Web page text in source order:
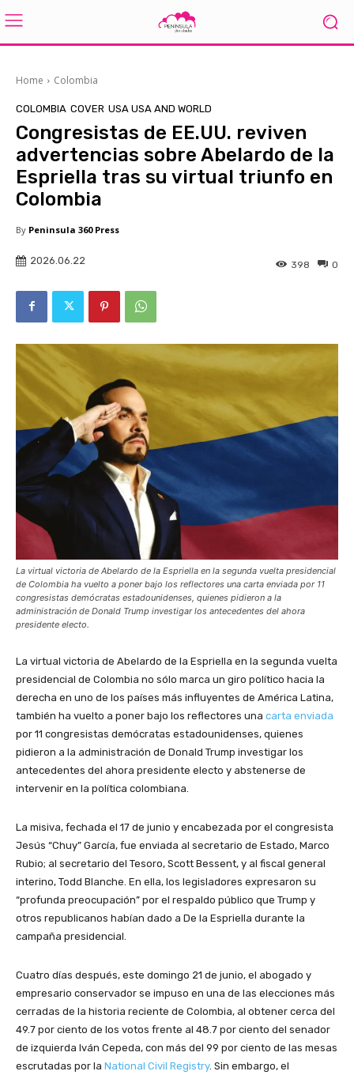
Home Colombia
COLOMBIA COVER USA USA AND WORLD
Congresistas de EE.UU. reviven
advertencias sobre Abelardo de la
Espriella tras su virtual triunfo en
Colombia
By Peninsula 360 Press
2026.06.22 0
398
La virtual victoria de Abelardo de la Espriella en la segunda vuelta presidencial
de Colombia ha vuelto a poner bajo los reflectores una carta enviada por 11
congresistas demócratas estadounidenses, quienes pidieron a la
administración de Donald Trump investigar los antecedentes del ahora
presidente electo.
La virtual victoria de Abelardo de la Espriella en la segunda vuelta
presidencial de Colombia no sólo marca un giro político hacia la
derecha en uno de los países más influyentes de América Latina,
también ha vuelto a poner bajo los reflectores una carta enviada
por 11 congresistas demócratas estadounidenses, quienes
pidieron a la administración de Donald Trump investigar los
antecedentes del ahora presidente electo y abstenerse de
intervenir en la política colombiana.
La misiva, fechada el 17 de junio y encabezada por el congresista
Jesús “Chuy” García, fue enviada al secretario de Estado, Marco
Rubio; al secretario del Tesoro, Scott Bessent, y al fiscal general
interino, Todd Blanche. En ella, los legisladores expresaron su
“profunda preocupación” por el respaldo público que Trump y
otros republicanos habían dado a De la Espriella durante la
campaña presidencial.
Cuatro días después, este domingo 21 de junio, el abogado y
empresario conservador se impuso en una de las elecciones más
cerradas de la historia reciente de Colombia, al obtener cerca del
49.7 por ciento de los votos frente al 48.7 por ciento del senador
de izquierda Iván Cepeda, con más del 99 por ciento de las mesas
escrutadas por la National Civil Registry. Sin embargo, el